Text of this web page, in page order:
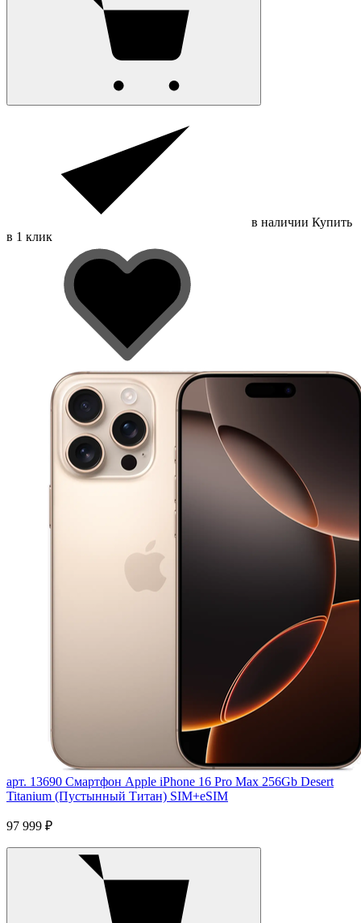
в наличии Купить
в 1 клик
арт. 13690 Смартфон Apple iPhone 16 Pro Max 256Gb Desert
Titanium (Пустынный Титан) SIM+eSIM
97 999 ₽